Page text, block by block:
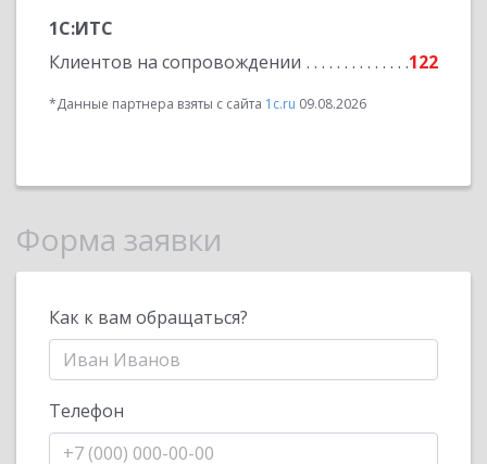
1С:ИТС
Клиентов на сопровождении
122
*Данные партнера взяты с сайта 1c.ru 09.08.2026
Форма заявки
Как к вам обращаться?
Телефон